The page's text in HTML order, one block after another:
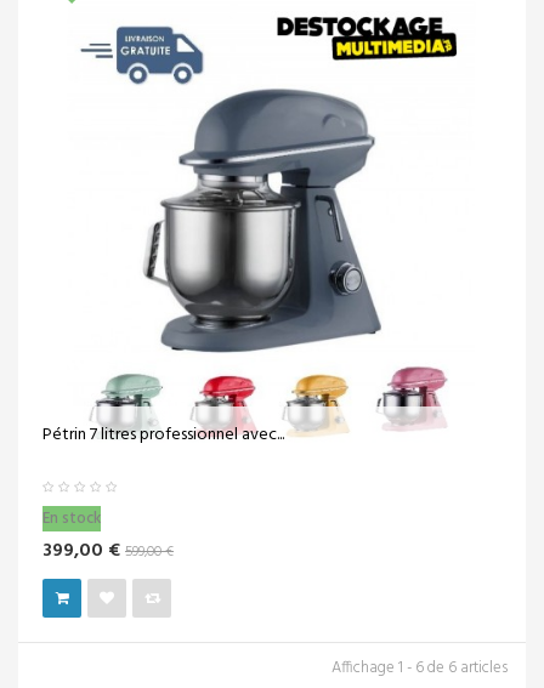
Pétrin 7 litres professionnel avec...
En stock
399,00 € 599,00 €
Affichage 1 - 6 de 6 articles